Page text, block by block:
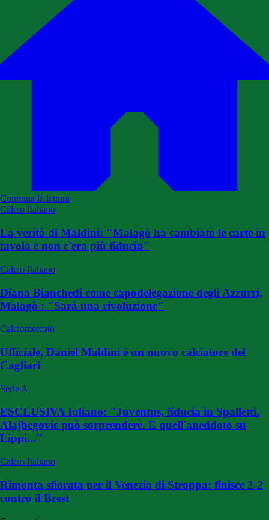
Continua la lettura
Calcio Italiano
La verità di Maldini: "Malagò ha cambiato le carte in
tavola e non c'era più fiducia"
Calcio Italiano
Diana Bianchedi come capodelegazione degli Azzurri,
Malagò : "Sarà una rivoluzione"
Calciomercato
Ufficiale, Daniel Maldini è un nuovo calciatore del
Cagliari
Serie A
ESCLUSIVA Iuliano: "Juventus, fiducia in Spalletti.
Alajbegovic può sorprendere. E quell'aneddoto su
Lippi..."
Calcio Italiano
Rimonta sfiorata per il Venezia di Stroppa: finisce 2-2
contro il Brest